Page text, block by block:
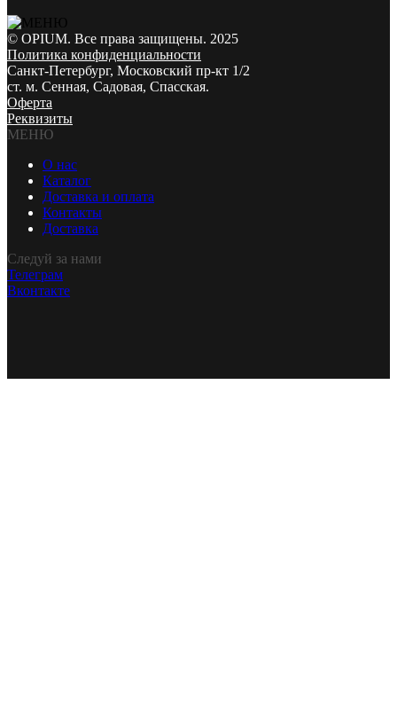
© OPIUM. Все права защищены. 2025
Политика конфиденциальности
Санкт-Петербург, Московский пр-кт 1/2
ст. м. Сенная, Садовая, Спасская.
Оферта
Реквизиты
МЕНЮ
О нас
Каталог
Доставка и оплата
Контакты
Доставка
Следуй за нами
Телеграм
Вконтакте